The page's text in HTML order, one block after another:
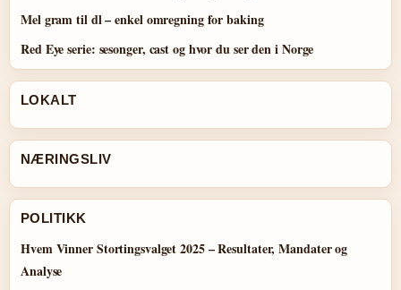
Mel gram til dl – enkel omregning for baking
Red Eye serie: sesonger, cast og hvor du ser den i Norge
LOKALT
NÆRINGSLIV
POLITIKK
Hvem Vinner Stortingsvalget 2025 – Resultater, Mandater og
Analyse